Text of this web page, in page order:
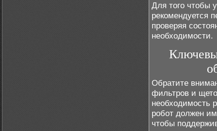
Для того чтобы
рекомендуется
проверяя
необходимости.
Обратите
фильтров и
необходимость
робот должен
чтобы